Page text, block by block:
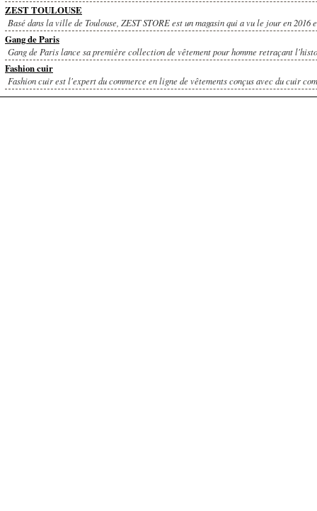
ZEST TOULOUSE
Basé dans la ville de Toulouse, ZEST STORE est un magasin qui a vu le jour en 2016
Gang de Paris
Gang de Paris lance sa première collection de vêtement pour homme retraçant
Fashion cuir
Fashion cuir est l'expert du commerce en ligne de vêtements conçus avec du cuir